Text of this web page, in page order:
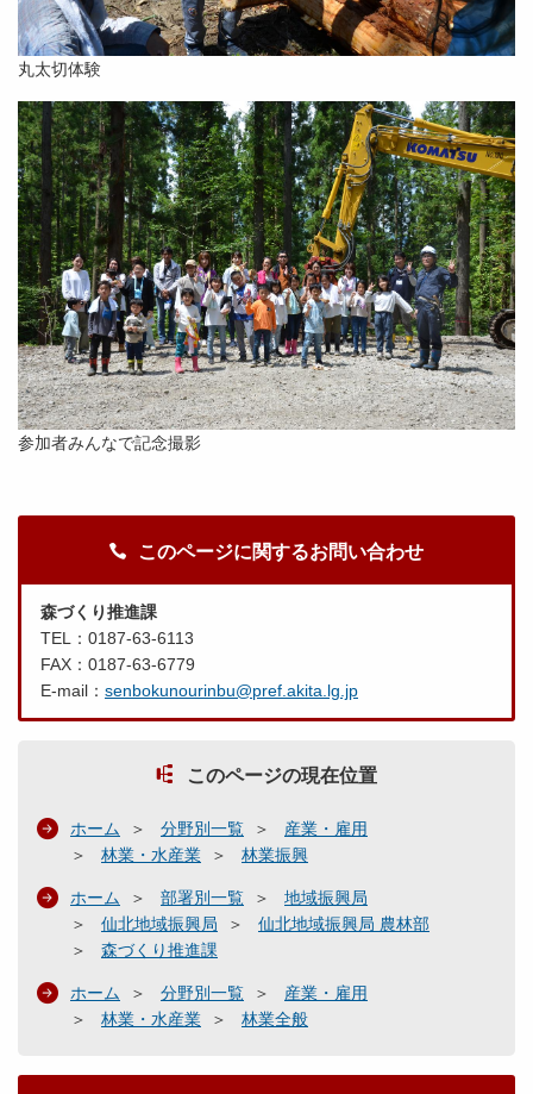
丸太切体験
参加者みんなで記念撮影
このページに関するお問い合わせ
森づくり推進課
TEL：0187-63-6113
FAX：0187-63-6779
E-mail： senbokunourinbu@pref.akita.lg.jp
このページの現在位置
ホーム 分野別一覧
産業・雇用
林業・水産業
林業振興
ホーム 部署別一覧
地域振興局
仙北地域振興局
仙北地域振興局 農林部
森づくり推進課
ホーム 分野別一覧
産業・雇用
林業・水産業
林業全般